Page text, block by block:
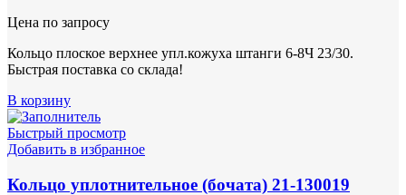
Цена по запросу
Кольцо плоское верхнее упл.кожуха штанги 6-8Ч 23/30.
Быстрая поставка со склада!
В корзину
Быстрый просмотр
Добавить в избранное
Кольцо уплотнительное (бочата) 21-130019